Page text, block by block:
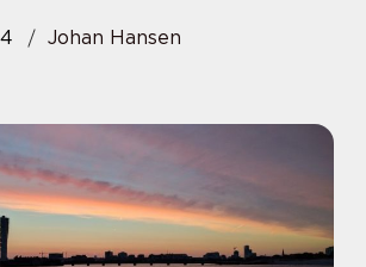
Johan Hansen